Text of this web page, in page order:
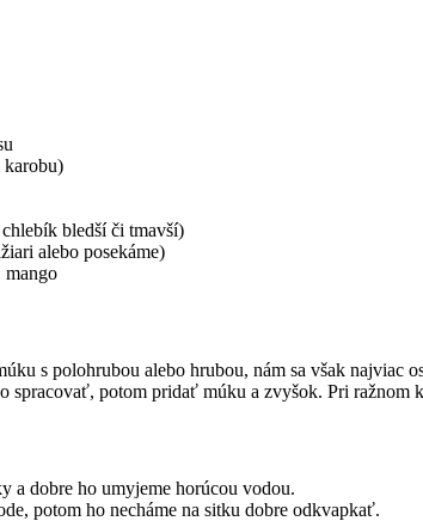
karobu)
bledší či tmavší)
alebo posekáme)
mango
s polohrubou alebo hrubou, nám sa však najviac
potom pridať múku a zvyšok. Pri ražnom
a dobre ho umyjeme horúcou vodou.
potom ho necháme na sitku dobre odkvapkať.